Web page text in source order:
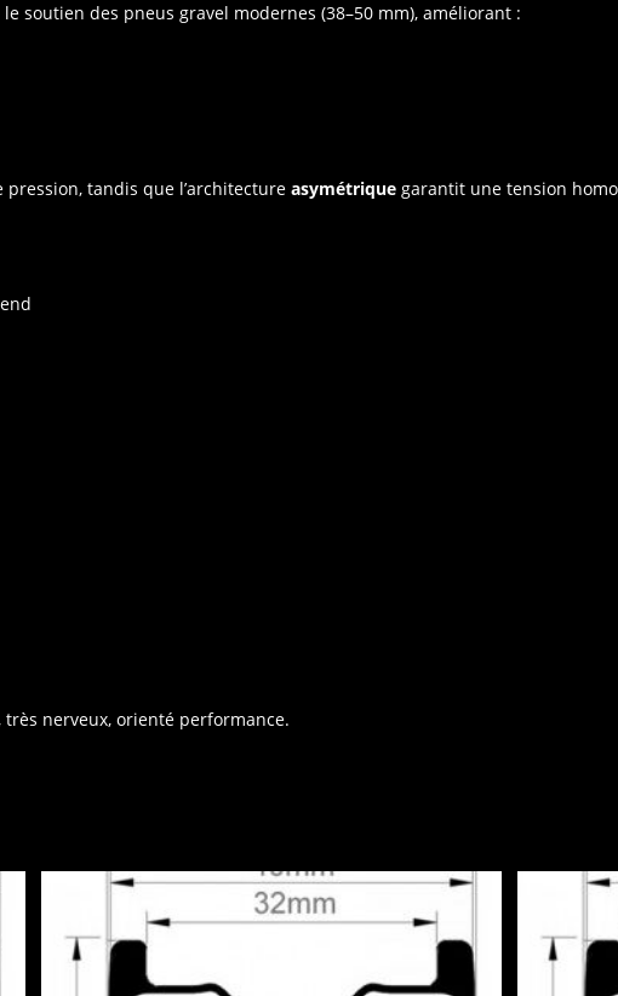
soutien des pneus gravel modernes (38–50 mm), améliorant :
tandis que l’architecture asymétriquegarantit une tension
très nerveux, orienté performance.